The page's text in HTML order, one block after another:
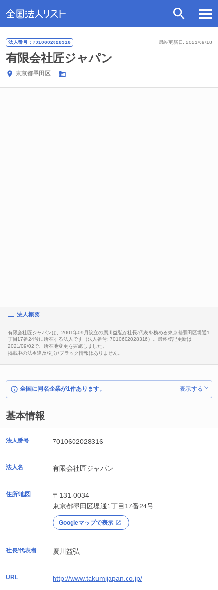
最終更新日: 2021/09/18
法人番号：7010602028316
有限会社匠ジャパン
東京都墨田区 -
法人概要
有限会社匠ジャパンは、2001年09月設立の廣川益弘が社長/代表を務める東京都墨田区堤通1
丁目17番24号に所在する法人です（法人番号: 7010602028316）。最終登記更新は
2021/09/02で、所在地変更を実施しました。
掲載中の法令違反/処分/ブラック情報はありません。
全国に同名企業が1件あります。 表示する
基本情報
法人番号 7010602028316
法人名 有限会社匠ジャパン
住所/地図
〒131-0034
東京都墨田区堤通1丁目17番24号
Googleマップで表示
社長/代表者 廣川益弘
URL http://www.takumijapan.co.jp/